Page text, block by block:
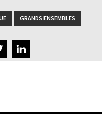
GRANDS ENSEMBLES